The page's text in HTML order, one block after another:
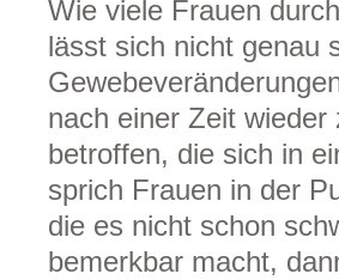
Wie viele Frauen
lässt sich nicht genau
nach einer Zeit
betroffen, die sich in
sprich Frauen in der
die es nicht schon
bemerkbar macht,